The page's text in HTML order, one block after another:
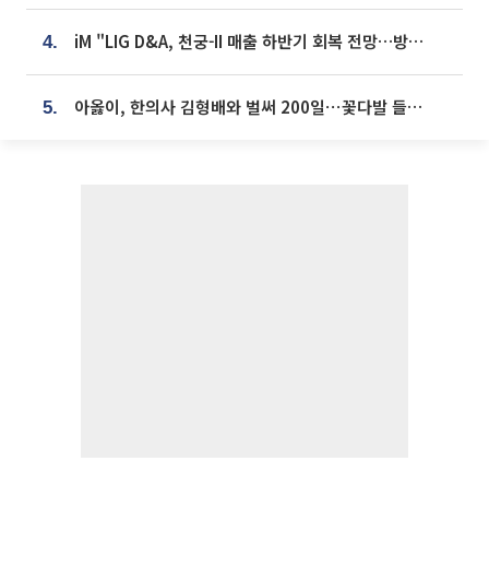
4. iM "LIG D&A, 천궁-II 매출 하반기 회복 전망…방산 톱픽 유지"
5. 아옳이, 한의사 김형배와 벌써 200일⋯꽃다발 들고 "프러포즈 아냐"